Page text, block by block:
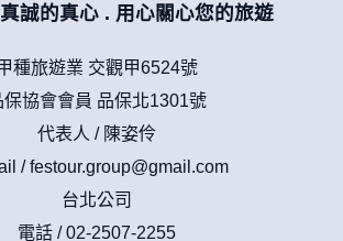
誠的真心 . 用心關心您的旅遊
種旅遊業 交觀甲6524號
保協會會員 品保北1301號
代表人 / 陳姿伶
/festour.group@gmail.com
台北公司
電話 / 02-2507-2255